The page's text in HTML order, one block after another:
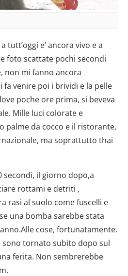
tutt’oggi e’ ancora vivo e a
foto scattate pochi secondi
non mi fanno ancora
fa venire poi i brividi e la pelle
poche ore prima, si beveva
Mille luci colorate e
palme da cocco e il ristorante,
ma soprattutto thai
secondi, il giorno dopo,a
rottami e detriti ,
rasi al suolo come fuscelli e
una bomba sarebbe stata
cose, fortunatamente.
sono tornato subito dopo sul
ferita. Non sembrerebbe